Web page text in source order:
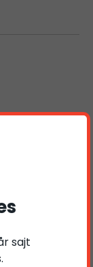
– Deltid
- Sollentuna
sajt